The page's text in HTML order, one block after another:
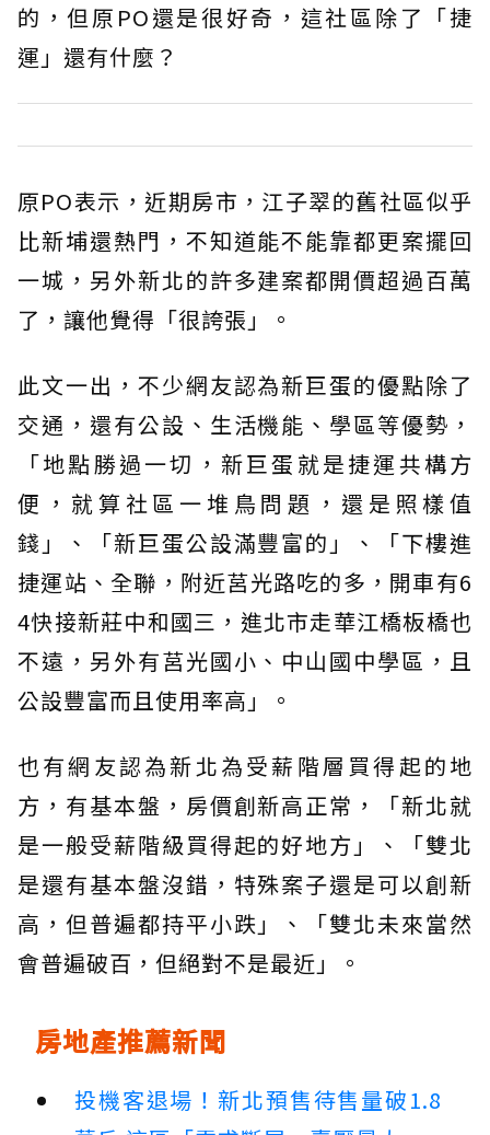
的，但原PO還是很好奇，這社區除了「捷
運」還有什麼？
原PO表示，近期房市，江子翠的舊社區似乎
比新埔還熱門，不知道能不能靠都更案擺回
一城，另外新北的許多建案都開價超過百萬
了，讓他覺得「很誇張」。
此文一出，不少網友認為新巨蛋的優點除了
交通，還有公設、生活機能、學區等優勢，
「地點勝過一切，新巨蛋就是捷運共構方
便，就算社區一堆鳥問題，還是照樣值
錢」、「新巨蛋公設滿豐富的」、「下樓進
捷運站、全聯，附近莒光路吃的多，開車有6
4快接新莊中和國三，進北市走華江橋板橋也
不遠，另外有莒光國小、中山國中學區，且
公設豐富而且使用率高」。
也有網友認為新北為受薪階層買得起的地
方，有基本盤，房價創新高正常，「新北就
是一般受薪階級買得起的好地方」、「雙北
是還有基本盤沒錯，特殊案子還是可以創新
高，但普遍都持平小跌」、「雙北未來當然
會普遍破百，但絕對不是最近」。
房地產推薦新聞
投機客退場！新北預售待售量破1.8